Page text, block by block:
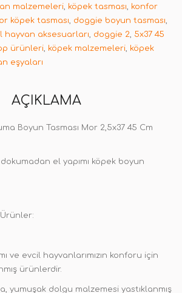
malzemeleri, köpek tasması, konfor
köpek tasması, doggie boyun tasması,
hayvan aksesuarları, doggie 2, 5x37 45
ürünleri, köpek malzemeleri, köpek
eşyaları
AÇIKLAMA
Boyun Tasması Mor 2,5x37 45 Cm
el yapımı köpek boyun
ve evcil hayvanlarımızın konforu için
ürünlerdir.
yumuşak dolgu malzemesi yastıklanmış